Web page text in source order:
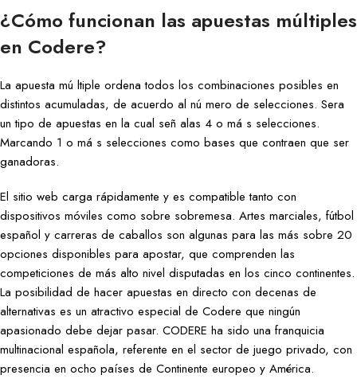
¿Cómo funcionan las apuestas múltiples
en Codere?
La apuesta mú ltiple ordena todos los combinaciones posibles en
distintos acumuladas, de acuerdo al nú mero de selecciones. Sera
un tipo de apuestas en la cual señ alas 4 o má s selecciones.
Marcando 1 o má s selecciones como bases que contraen que ser
ganadoras.
El sitio web carga rápidamente y es compatible tanto con
dispositivos móviles como sobre sobremesa. Artes marciales, fútbol
español y carreras de caballos son algunas para las más sobre 20
opciones disponibles para apostar, que comprenden las
competiciones de más alto nivel disputadas en los cinco continentes.
La posibilidad de hacer apuestas en directo con decenas de
alternativas es un atractivo especial de Codere que ningún
apasionado debe dejar pasar. CODERE ha sido una franquicia
multinacional española, referente en el sector de juego privado, con
presencia en ocho países de Continente europeo y América.